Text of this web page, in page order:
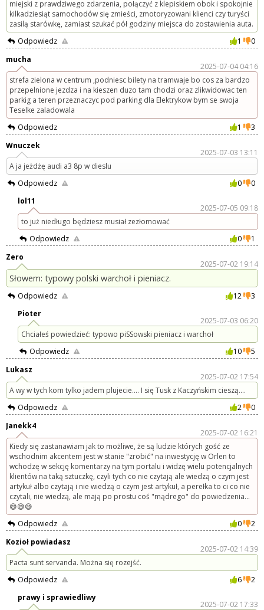
miejski z prawdziwego zdarzenia, połączyć z klepiskiem obok i spokojnie
kilkadziesiąt samochodów się zmieści, zmotoryzowani klienci czy turyści
zasilą starówkę, zamiast szukać pół godziny miejsca do zostawienia auta.
Odpowiedz
1
0
mucha
2025-07-04 04:16
strefa zielona w centrum ,podniesc bilety na tramwaje bo cos za bardzo
przepelnione jezdza i na kieszen duzo tam chodzi oraz zlikwidowac ten
parkig a teren przeznaczyc pod parking dla Elektrykow bym se swoja
Teselke zaladowala
Odpowiedz
1
3
Wnuczek
2025-07-03 13:11
A ja jeżdżę audi a3 8p w dieslu
Odpowiedz
0
0
lol11
2025-07-05 09:18
to już niedługo będziesz musiał zezłomować
Odpowiedz
0
1
Zero
2025-07-02 19:14
Słowem: typowy polski warchoł i pieniacz.
Odpowiedz 12
3
Pioter
2025-07-03 06:20
Chciałeś powiedzieć: typowo piSSowski pieniacz i warchoł
Odpowiedz
10
5
Lukasz
2025-07-02 17:54
A wy w tych kom tylko jadem plujecie.... I się Tusk z Kaczyńskim cieszą....
Odpowiedz
2
0
Janekk4
2025-07-02 16:21
Kiedy się zastanawiam jak to możliwe, że są ludzie których gość ze
wschodnim akcentem jest w stanie "zrobić" na inwestycję w Orlen to
wchodzę w sekcję komentarzy na tym portalu i widzę wielu potencjalnych
klientów na taką sztuczkę, czyli tych co nie czytają ale wiedzą o czym jest
artykuł albo czytają i nie wiedzą o czym jest artykuł, a perełka to ci co nie
czytali, nie wiedzą, ale mają po prostu coś "mądrego" do powiedzenia...
😅😅😅
Odpowiedz
0
2
Kozioł powiadasz
2025-07-02 14:39
Pacta sunt servanda. Można się rozejść.
Odpowiedz
6
2
prawy i sprawiedliwy
2025-07-02 17:33